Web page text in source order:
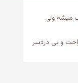
میشه ولی
راحت و بی دردسر